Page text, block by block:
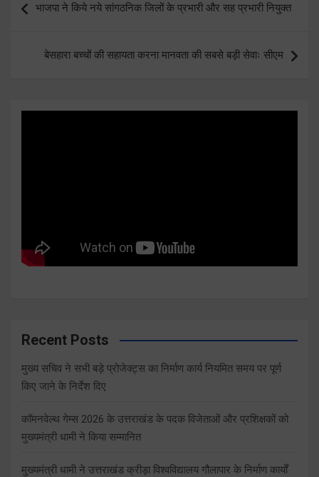
navigation
भाजपा ने किये नये सांगठनिक जिलों के प्रभारी और सह प्रभारी नियुक्त
बेसहारा बच्चों की सहायता करना मानवता की सबसे बड़ी सेवाः सीएम
Recent Posts
मुख्य सचिव ने सभी बड़े प्रोजेक्ट्स का निर्माण कार्य नियमित समय पर पूर्ण
किए जाने के निर्देश दिए
कॉमनवेल्थ गेम्स 2026 के उत्तराखंड के पदक विजेताओं और प्रशिक्षकों को
मुख्यमंत्री धामी ने किया सम्मानित
मुख्यमंत्री धामी ने उत्तराखंड क्रीड़ा विश्वविद्यालय गौलापार के निर्माण कार्यों